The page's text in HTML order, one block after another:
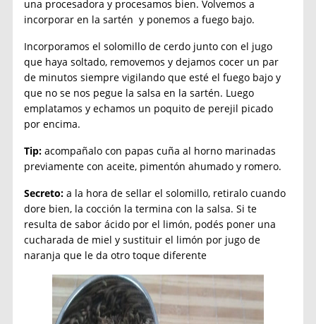
una procesadora y procesamos bien. Volvemos a
incorporar en la sartén y ponemos a fuego bajo.
Incorporamos el solomillo de cerdo junto con el jugo
que haya soltado, removemos y dejamos cocer un par
de minutos siempre vigilando que esté el fuego bajo y
que no se nos pegue la salsa en la sartén. Luego
emplatamos y echamos un poquito de perejil picado
por encima.
Tip: acompañalo con papas cuña al horno marinadas
previamente con aceite, pimentón ahumado y romero.
Secreto: a la hora de sellar el solomillo, retiralo cuando
dore bien, la cocción la termina con la salsa. Si te
resulta de sabor ácido por el limón, podés poner una
cucharada de miel y sustituir el limón por jugo de
naranja que le da otro toque diferente